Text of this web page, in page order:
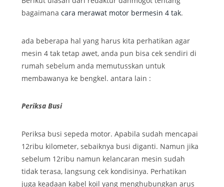
bagaimana cara merawat motor bermesin 4 tak.
ada beberapa hal yang harus kita perhatikan agar
mesin 4 tak tetap awet, anda pun bisa cek sendiri di
rumah sebelum anda memutusskan untuk
membawanya ke bengkel. antara lain :
Periksa Busi
Periksa busi sepeda motor. Apabila sudah mencapai
12ribu kilometer, sebaiknya busi diganti. Namun jika
sebelum 12ribu namun kelancaran mesin sudah
tidak terasa, langsung cek kondisinya. Perhatikan
juga keadaan kabel koil yang menghubungkan arus